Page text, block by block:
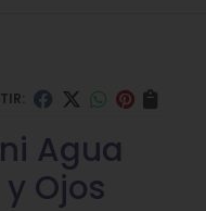
Agua
Ojos